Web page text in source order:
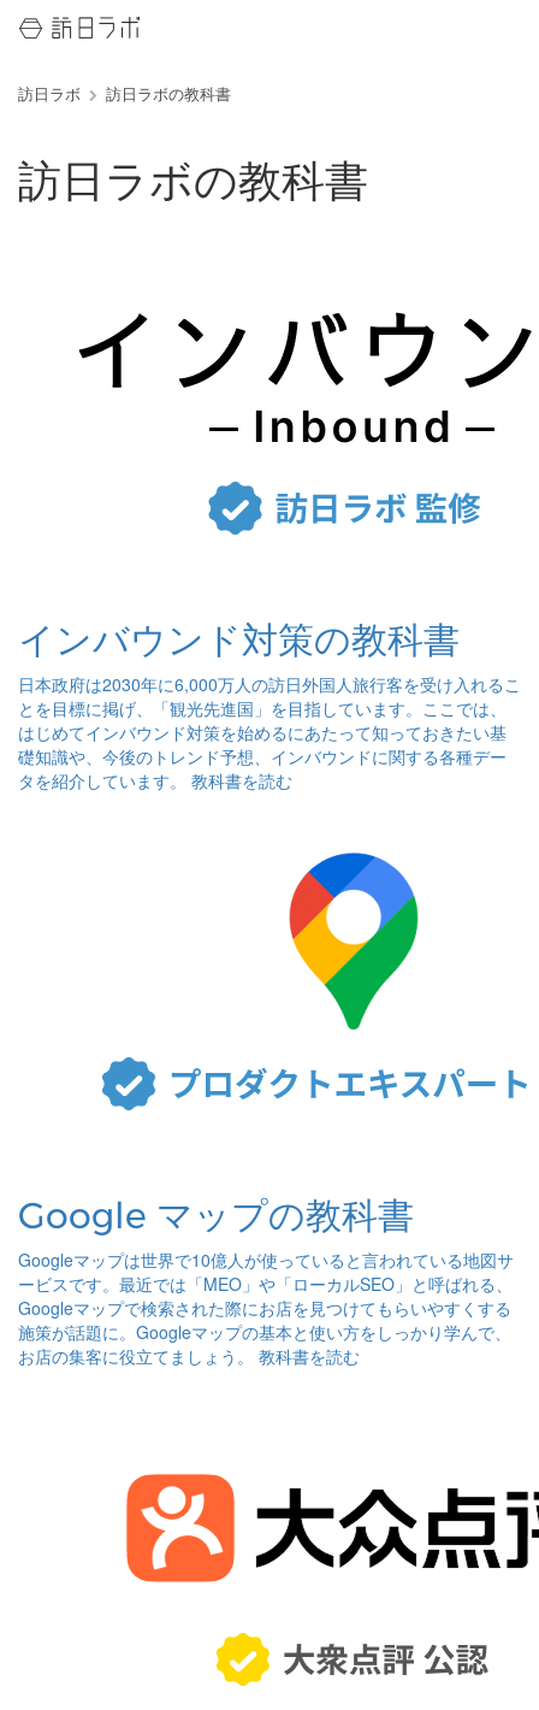
訪日ラボ 訪日ラボの教科書
訪日ラボの教科書
インバウンド対策の教科書
日本政府は2030年に6,000万人の訪日外国人旅行客を受け入れるこ
とを目標に掲げ、「観光先進国」を目指しています。ここでは、
はじめてインバウンド対策を始めるにあたって知っておきたい基
礎知識や、今後のトレンド予想、インバウンドに関する各種デー
タを紹介しています。 教科書を読む
Google マップの教科書
Googleマップは世界で10億人が使っていると言われている地図サ
ービスです。最近では「MEO」や「ローカルSEO」と呼ばれる、
Googleマップで検索された際にお店を見つけてもらいやすくする
施策が話題に。Googleマップの基本と使い方をしっかり学んで、
お店の集客に役立てましょう。 教科書を読む